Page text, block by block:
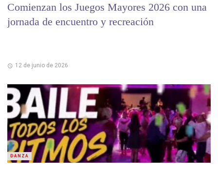
Comienzan los Juegos Mayores 2026 con una
jornada de encuentro y recreación
12 de junio de 2026
DANZA